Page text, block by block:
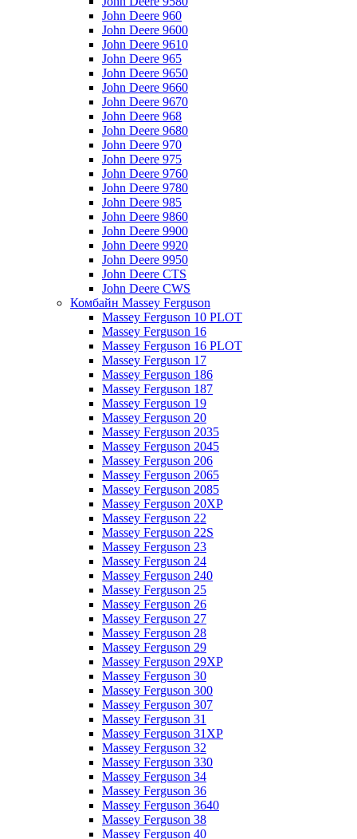
John Deere 960
John Deere 9600
John Deere 9610
John Deere 965
John Deere 9650
John Deere 9660
John Deere 9670
John Deere 968
John Deere 9680
John Deere 970
John Deere 975
John Deere 9760
John Deere 9780
John Deere 985
John Deere 9860
John Deere 9900
John Deere 9920
John Deere 9950
John Deere CTS
John Deere CWS
Комбайн Massey Ferguson
Massey Ferguson 10 PLOT
Massey Ferguson 16
Massey Ferguson 16 PLOT
Massey Ferguson 17
Massey Ferguson 186
Massey Ferguson 187
Massey Ferguson 19
Massey Ferguson 20
Massey Ferguson 2035
Massey Ferguson 2045
Massey Ferguson 206
Massey Ferguson 2065
Massey Ferguson 2085
Massey Ferguson 20XP
Massey Ferguson 22
Massey Ferguson 22S
Massey Ferguson 23
Massey Ferguson 24
Massey Ferguson 240
Massey Ferguson 25
Massey Ferguson 26
Massey Ferguson 27
Massey Ferguson 28
Massey Ferguson 29
Massey Ferguson 29XP
Massey Ferguson 30
Massey Ferguson 300
Massey Ferguson 307
Massey Ferguson 31
Massey Ferguson 31XP
Massey Ferguson 32
Massey Ferguson 330
Massey Ferguson 34
Massey Ferguson 36
Massey Ferguson 3640
Massey Ferguson 38
Massey Ferguson 40